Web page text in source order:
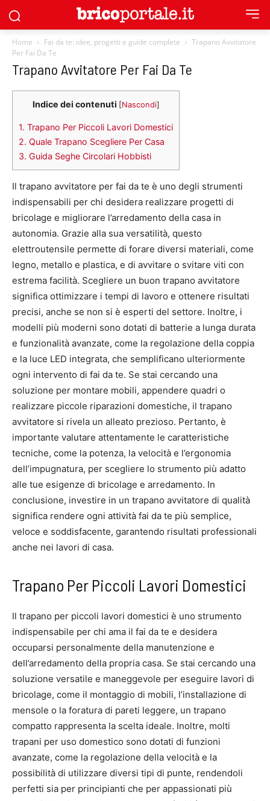
Home Fai da te: idee, progetti e guide complete
Trapano Avvitatore
Per Fai Da Te
Trapano Avvitatore Per Fai Da Te
Indice dei contenuti [Nascondi]
1. Trapano Per Piccoli Lavori Domestici
2. Quale Trapano Scegliere Per Casa
3. Guida Seghe Circolari Hobbisti
Il trapano avvitatore per fai da te è uno degli strumenti
indispensabili per chi desidera realizzare progetti di
bricolage e migliorare l’arredamento della casa in
autonomia. Grazie alla sua versatilità, questo
elettroutensile permette di forare diversi materiali, come
legno, metallo e plastica, e di avvitare o svitare viti con
estrema facilità. Scegliere un buon trapano avvitatore
significa ottimizzare i tempi di lavoro e ottenere risultati
precisi, anche se non si è esperti del settore. Inoltre, i
modelli più moderni sono dotati di batterie a lunga durata
e funzionalità avanzate, come la regolazione della coppia
e la luce LED integrata, che semplificano ulteriormente
ogni intervento di fai da te. Se stai cercando una
soluzione per montare mobili, appendere quadri o
realizzare piccole riparazioni domestiche, il trapano
avvitatore si rivela un alleato prezioso. Pertanto, è
importante valutare attentamente le caratteristiche
tecniche, come la potenza, la velocità e l’ergonomia
dell’impugnatura, per scegliere lo strumento più adatto
alle tue esigenze di bricolage e arredamento. In
conclusione, investire in un trapano avvitatore di qualità
significa rendere ogni attività fai da te più semplice,
veloce e soddisfacente, garantendo risultati professionali
anche nei lavori di casa.
Trapano Per Piccoli Lavori Domestici
Il trapano per piccoli lavori domestici è uno strumento
indispensabile per chi ama il fai da te e desidera
occuparsi personalmente della manutenzione e
dell’arredamento della propria casa. Se stai cercando una
soluzione versatile e maneggevole per eseguire lavori di
bricolage, come il montaggio di mobili, l’installazione di
mensole o la foratura di pareti leggere, un trapano
compatto rappresenta la scelta ideale. Inoltre, molti
trapani per uso domestico sono dotati di funzioni
avanzate, come la regolazione della velocità e la
possibilità di utilizzare diversi tipi di punte, rendendoli
perfetti sia per principianti che per appassionati più